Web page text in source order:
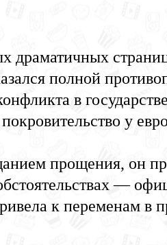
полной
в
у
прощения, он
—
к переменам в